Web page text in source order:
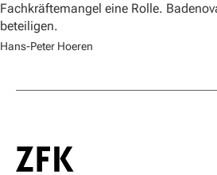
Fachkräftemangel eine Rolle.
beteiligen.
Hans-Peter Hoeren